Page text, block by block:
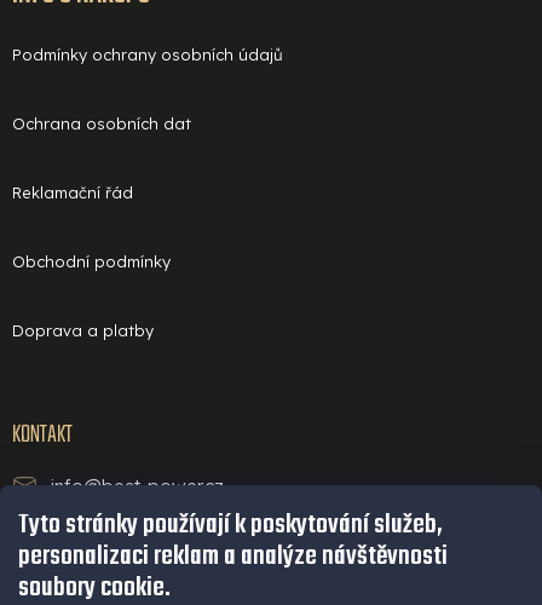
Tyto stránky používají k poskytování služeb,
personalizaci reklam a analýze návštěvnosti
soubory cookie.
Podmínky ochrany osobních údajů
Ochrana osobních dat
Reklamační řád
Obchodní podmínky
Doprava a platby
KONTAKT
info@best-power.cz
technická podpora a servis
+420 771 234 568